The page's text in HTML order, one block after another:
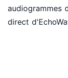
audiogrammes
direct